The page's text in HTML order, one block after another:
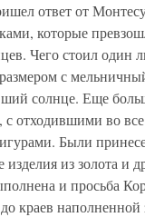
ответ от
которые
Чего стоил один
с
солнце. Еще
с отходившими во
Были
из золота и
и просьба
до краев